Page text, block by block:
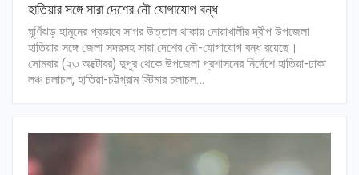
হাতিয়ার সঙ্গে সারা দেশের নৌ যোগাযোগ বন্ধ
ঘূর্ণিঝড় হামুনের প্রভাবে সাগর উত্তাল থাকায় নোয়াখালীর দ্বীপ উপজেলা
হাতিয়ার সঙ্গে জেলা সদরসহ সারা দেশের নৌ-যোগাযোগ বন্ধ রয়েছে।
সোমবার (২৩ অক্টোবর) দুপুর থেকে উপজেলা প্রশাসনের নির্দেশে হাতিয়া-ঢাকা
লঞ্চ চলাচল, হাতিয়া-চট্টগ্রাম স্টিমার চলাচল…